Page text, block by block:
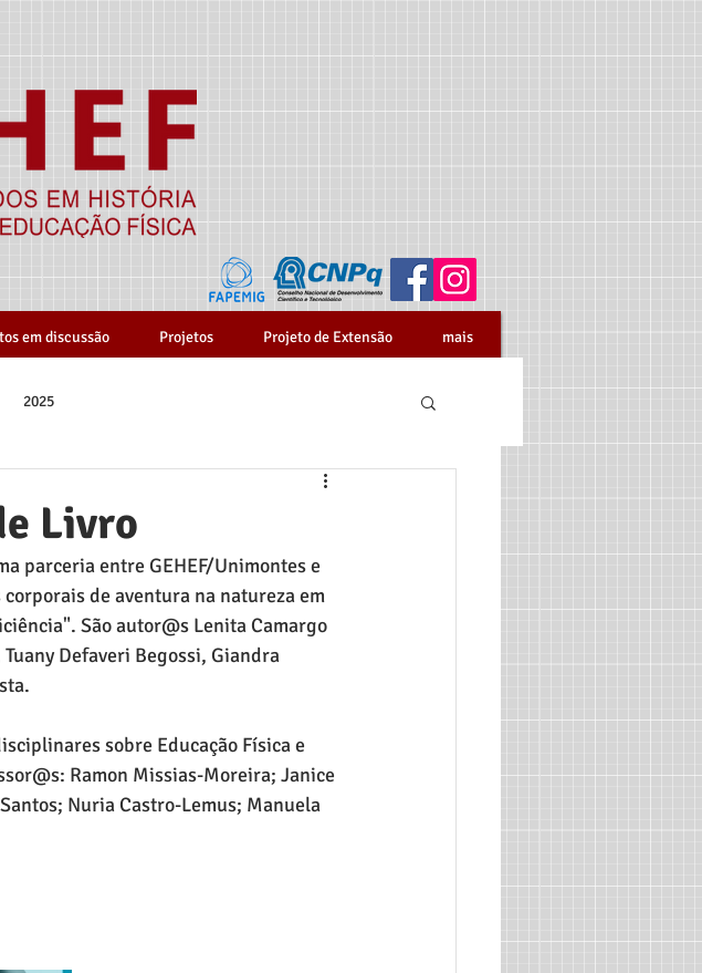
em discussão Projetos Projeto de Extensão mais
2025
Livro
parceria entre GEHEF/Unimontes e
de aventura na natureza em
São autor@s Lenita Camargo
Defaveri Begossi, Giandra
sobre Educação Física e
Ramon Missias-Moreira; Janice
Nuria Castro-Lemus; Manuela